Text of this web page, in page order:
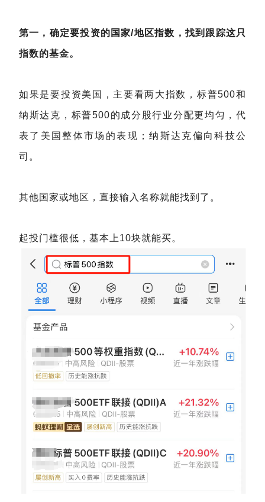
第一，确定要投资的国家/地区指数，找到跟踪这只
指数的基金。
如果是要投资美国，主要看两大指数，标普500和
纳斯达克，标普500的成分股行业分配更均匀，代
表了美国整体市场的表现；纳斯达克偏向科技公
司。
其他国家或地区，直接输入名称就能找到了。
起投门槛很低，基本上10块就能买。